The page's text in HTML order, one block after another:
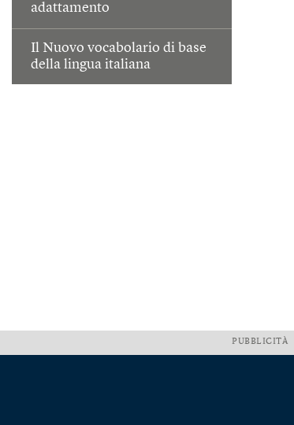
adattamento
Il Nuovo vocabolario di base
della lingua italiana
PUBBLICITÀ